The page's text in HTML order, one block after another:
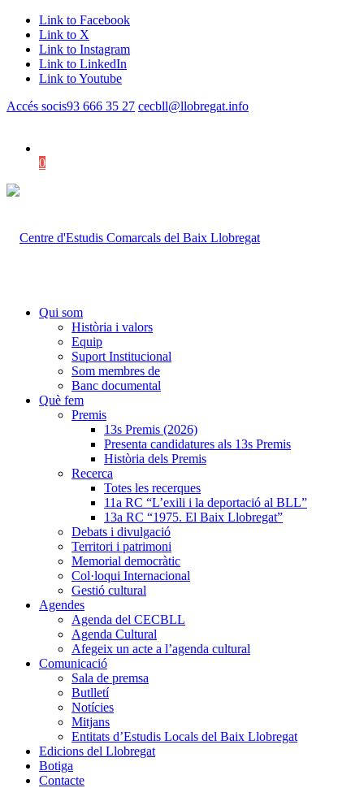
Link to Facebook
Link to X
Link to Instagram
Link to LinkedIn
Link to Youtube
Accés socis93 666 35 27 cecbll@llobregat.info
0
Qui som
Història i valors
Equip
Suport Institucional
Som membres de
Banc documental
Què fem
Premis
13s Premis (2026)
Presenta candidatures als 13s Premis
Història dels Premis
Recerca
Totes les recerques
11a RC “L’exili i la deportació al BLL”
13a RC “1975. El Baix Llobregat”
Debats i divulgació
Territori i patrimoni
Memorial democràtic
Col·loqui Internacional
Gestió cultural
Agendes
Agenda del CECBLL
Agenda Cultural
Afegeix un acte a l’agenda cultural
Comunicació
Sala de premsa
Butlletí
Notícies
Mitjans
Entitats d’Estudis Locals del Baix Llobregat
Edicions del Llobregat
Botiga
Contacte